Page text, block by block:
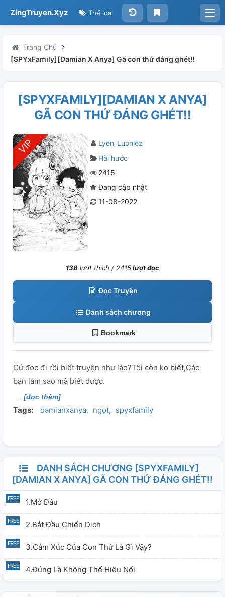
ZingTruyen.Xyz Thể loại
Trang Chủ
[SPYxFamily][Damian X Anya] Gã con thứ đáng ghét!!
[SPYXFAMILY][DAMIAN X ANYA]
GÃ CON THỨ ĐÁNG GHÉT!!
Lyen_Luonlez
Hài hước
2415
Đang cập nhật
11-08-2022
138 lượt thích /2415lượt đọc
Đọc Truyện
Danh sách chương
Bookmark
Cứ đọc đi rồi biết truyện như lào?Tôi còn ko biết,Các
bạn làm sao mà biết được.
[đọc thêm]
Tags: damianxanya ngọt spyxfamily
DANH SÁCH CHƯƠNG [SPYXFAMILY]
[DAMIAN X ANYA] GÃ CON THỨ ĐÁNG GHÉT!!
1.Mở Đầu
2.Bắt Đầu Chiến Dịch
3.Cảm Xúc Của Con Thứ Là Gì Vậy?
4.Đúng Là Không Thể Hiểu Nổi